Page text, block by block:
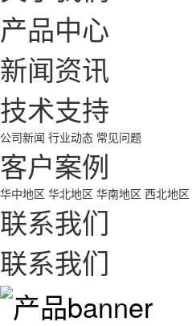
产品中心
新闻资讯
技术支持
公司新闻 行业动态 常见问题
客户案例
华中地区 华北地区 华南地区 西北地区
联系我们
联系我们